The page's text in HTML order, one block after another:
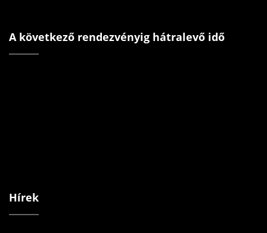
A következő rendezvényig hátralevő idő
Hírek